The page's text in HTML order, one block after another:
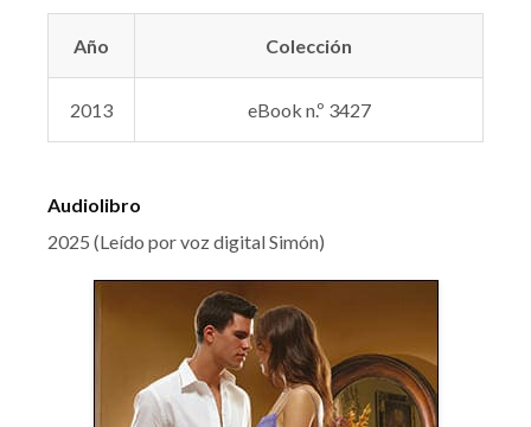
Año Colección
2013 eBook n.º 3427
Audiolibro
2025 (Leído por voz digital Simón)